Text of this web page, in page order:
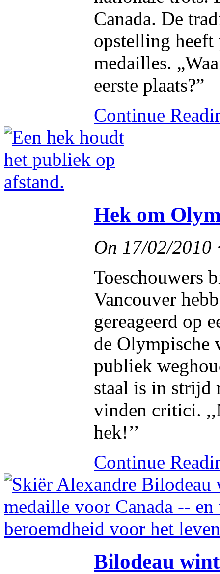
Canada. De
opstelling heeft
medailles.
eerste plaats?”
Continue
Hek om
On 17/02/2010
Toeschouwers
Vancouver
gereageerd op
de Olympische
publiek
staal is in strijd
vinden critici.
hek!’’
Continue
Bilodeau